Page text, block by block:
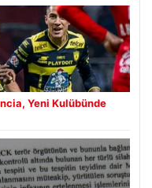
Yeni Kulübünde